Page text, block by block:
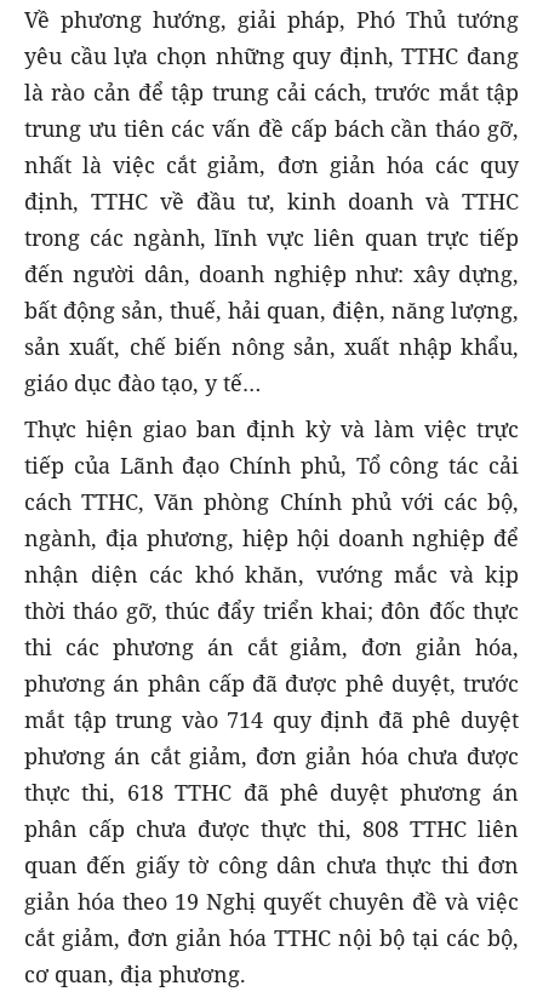
Về phương hướng, giải pháp, Phó Thủ tướng
yêu cầu lựa chọn những quy định, TTHC đang
là rào cản để tập trung cải cách, trước mắt tập
trung ưu tiên các vấn đề cấp bách cần tháo gỡ,
nhất là việc cắt giảm, đơn giản hóa các quy
định, TTHC về đầu tư, kinh doanh và TTHC
trong các ngành, lĩnh vực liên quan trực tiếp
đến người dân, doanh nghiệp như: xây dựng,
bất động sản, thuế, hải quan, điện, năng lượng,
sản xuất, chế biến nông sản, xuất nhập khẩu,
giáo dục đào tạo, y tế…
Thực hiện giao ban định kỳ và làm việc trực
tiếp của Lãnh đạo Chính phủ, Tổ công tác cải
cách TTHC, Văn phòng Chính phủ với các bộ,
ngành, địa phương, hiệp hội doanh nghiệp để
nhận diện các khó khăn, vướng mắc và kịp
thời tháo gỡ, thúc đẩy triển khai; đôn đốc thực
thi các phương án cắt giảm, đơn giản hóa,
phương án phân cấp đã được phê duyệt, trước
mắt tập trung vào 714 quy định đã phê duyệt
phương án cắt giảm, đơn giản hóa chưa được
thực thi, 618 TTHC đã phê duyệt phương án
phân cấp chưa được thực thi, 808 TTHC liên
quan đến giấy tờ công dân chưa thực thi đơn
giản hóa theo 19 Nghị quyết chuyên đề và việc
cắt giảm, đơn giản hóa TTHC nội bộ tại các bộ,
cơ quan, địa phương.